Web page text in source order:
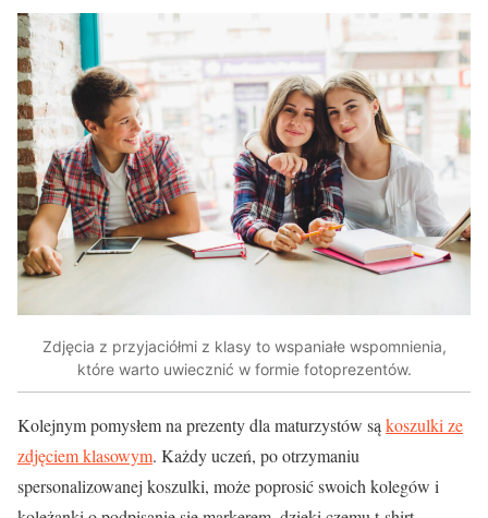
Zdjęcia z przyjaciółmi z klasy to wspaniałe wspomnienia,
które warto uwiecznić w formie fotoprezentów.
Kolejnym pomysłem na prezenty dla maturzystów są koszulki ze
zdjęciem klasowym. Każdy uczeń, po otrzymaniu
spersonalizowanej koszulki, może poprosić swoich kolegów i